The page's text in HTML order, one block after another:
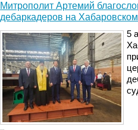
Митрополит Артемий
дебаркадеров на
5